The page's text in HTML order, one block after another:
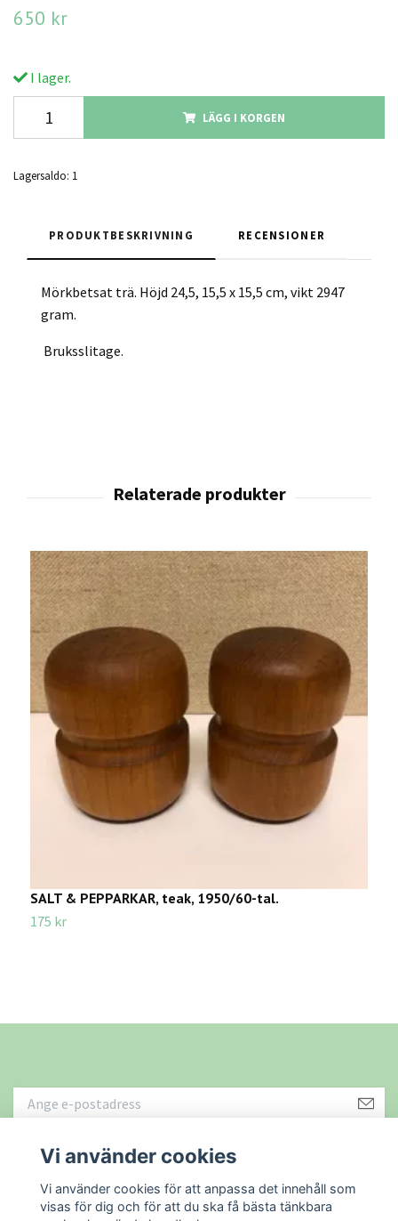
650 kr
I lager.
LÄGG I KORGEN
Lagersaldo: 1
PRODUKTBESKRIVNING RECENSIONER
Mörkbetsat trä. Höjd 24,5, 15,5 x 15,5 cm, vikt 2947
gram.
Bruksslitage.
SALT & PEPPARKAR, teak, 1950/60-tal.
175 kr
Läs mer
Vi använder cookies
Vi använder cookies för att anpassa det innehåll som
visas för dig och för att du ska få bästa tänkbara